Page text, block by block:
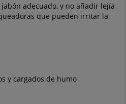
adecuado, y no añadir lejía
que pueden irritar la
y cargados de humo